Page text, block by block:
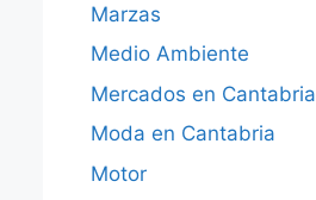
Marzas
Medio Ambiente
Mercados en Cantabria
Moda en Cantabria
Motor